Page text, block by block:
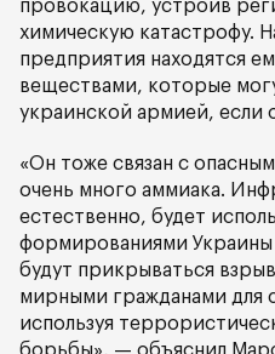
провокацию, устроив
химическую катастрофу.
предприятия находятся
веществами, которые
украинской армией, если
«Он тоже связан с
очень много аммиака.
естественно, будет
формированиями Украины
будут прикрываться
мирными гражданами для
используя